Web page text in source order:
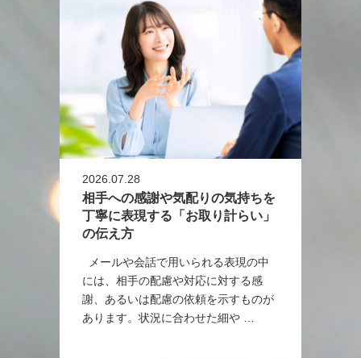
2026.07.28
相手への感謝や気配りの気持ちを
丁寧に表現する「お取り計らい」
の伝え方
メールや会話で用いられる表現の中
には、相手の配慮や対応に対する感
謝、あるいは配慮の依頼を示すものが
あります。状況に合わせた細や …